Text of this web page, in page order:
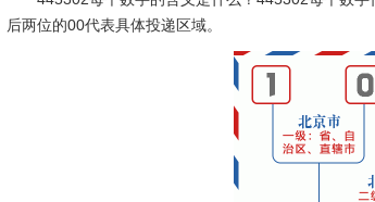
后两位的00代表具体投递区域。